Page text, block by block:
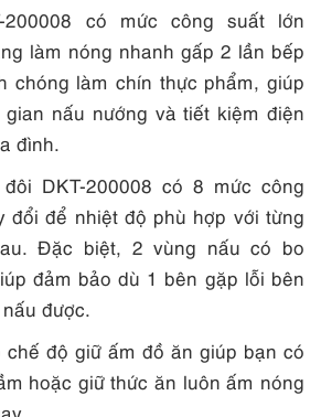
có mức công suất lớn
làm nóng nhanh gấp 2 lần bếp
chóng làm chín thực phẩm, giúp
nấu nướng và tiết kiệm điện
đình.
DKT-200008 có 8 mức công
đổi để nhiệt độ phù hợp với từng
Đặc biệt, 2 vùng nấu có bo
đảm bảo dù 1 bên gặp lỗi bên
được.
độ giữ ấm đồ ăn giúp bạn có
hoặc giữ thức ăn luôn ấm nóng